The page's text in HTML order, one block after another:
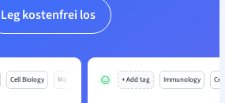
Leg kostenfrei los
Cell Biology Mo + Add tag Immunology